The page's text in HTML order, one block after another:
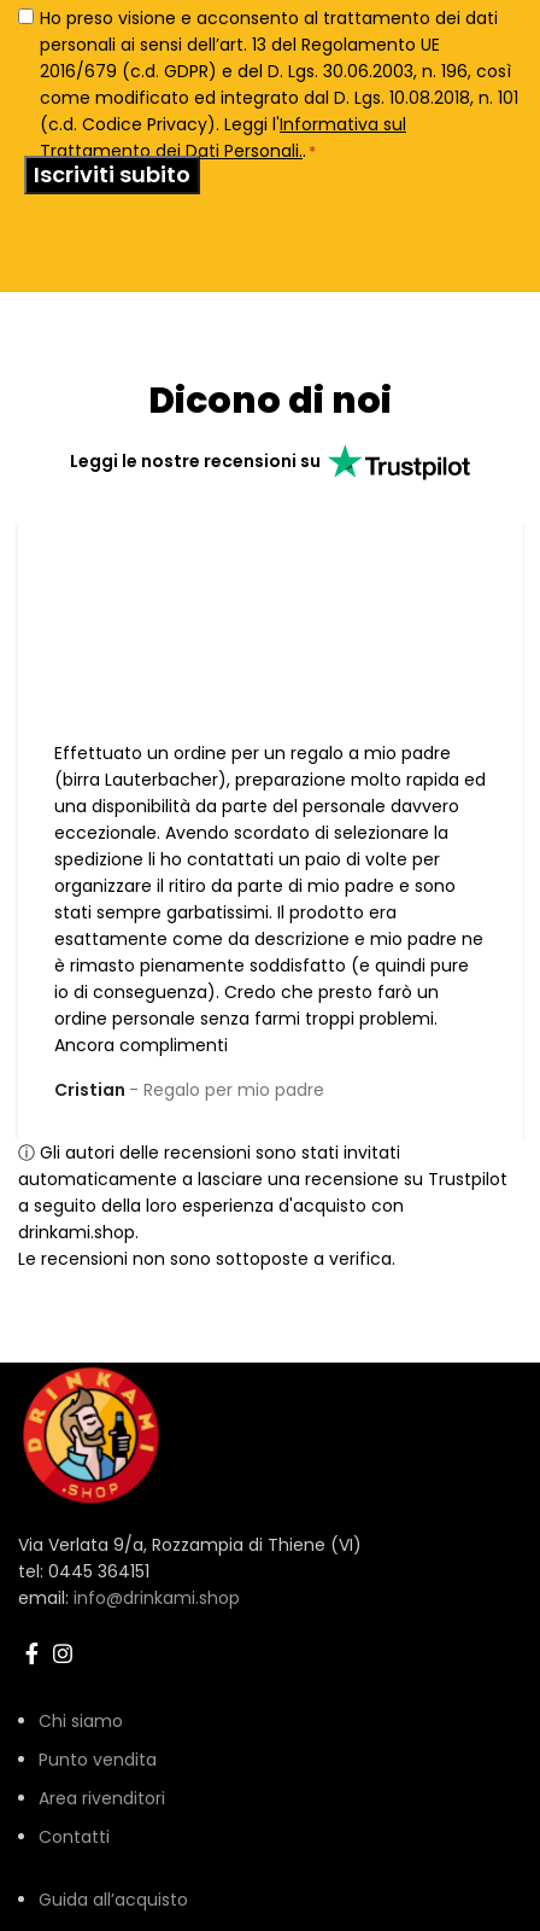
Privacy
Policy
Ho preso visione e acconsento al trattamento dei dati
personali ai sensi dell’art. 13 del Regolamento UE
2016/679 (c.d. GDPR) e del D. Lgs. 30.06.2003, n. 196, così
come modificato ed integrato dal D. Lgs. 10.08.2018, n. 101
(c.d. Codice Privacy). Leggi l'Informativa sul
Trattamento dei Dati Personali.. *
Dicono di noi
Leggi le nostre recensioni su
Effettuato un ordine per un regalo a mio padre
(birra Lauterbacher), preparazione molto rapida ed
una disponibilità da parte del personale davvero
eccezionale. Avendo scordato di selezionare la
spedizione li ho contattati un paio di volte per
organizzare il ritiro da parte di mio padre e sono
stati sempre garbatissimi. Il prodotto era
esattamente come da descrizione e mio padre ne
è rimasto pienamente soddisfatto (e quindi pure
io di conseguenza). Credo che presto farò un
ordine personale senza farmi troppi problemi.
Ancora complimenti
Cristian
Regalo per mio padre
ⓘ Gli autori delle recensioni sono stati invitati
automaticamente a lasciare una recensione su Trustpilot
a seguito della loro esperienza d'acquisto con
drinkami.shop.
Le recensioni non sono sottoposte a verifica.
Via Verlata 9/a, Rozzampia di Thiene (VI)
tel: 0445 364151
email: info@drinkami.shop
Chi siamo
Punto vendita
Area rivenditori
Contatti
Guida all’acquisto